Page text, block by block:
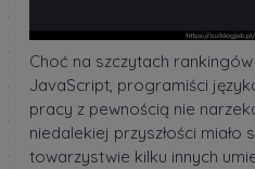
Choć na szczytach
JavaScript, programiści
pracy z pewnością nie
niedalekiej przyszłości miało
towarzystwie kilku innych